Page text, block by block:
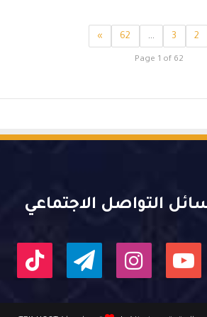
2
3
…
62
»
Page 1 of 62
التواصل الاجتماعي
يوتيوب انستقرامتيلقرام